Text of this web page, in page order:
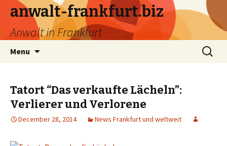
anwalt-frankfurt.biz
Anwalt in Frankfurt
Menu
Search
for:
Tatort “Das verkaufte Lächeln”:
Verlierer und Verlorene
December 28, 2014 News Frankfurt und weltweit